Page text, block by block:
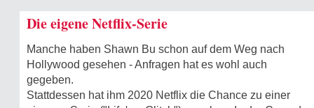
Die eigene Netflix-Serie
Manche haben Shawn Bu schon auf dem Weg nach
Hollywood gesehen - Anfragen hat es wohl auch
gegeben.
Stattdessen hat ihm 2020 Netflix die Chance zu einer